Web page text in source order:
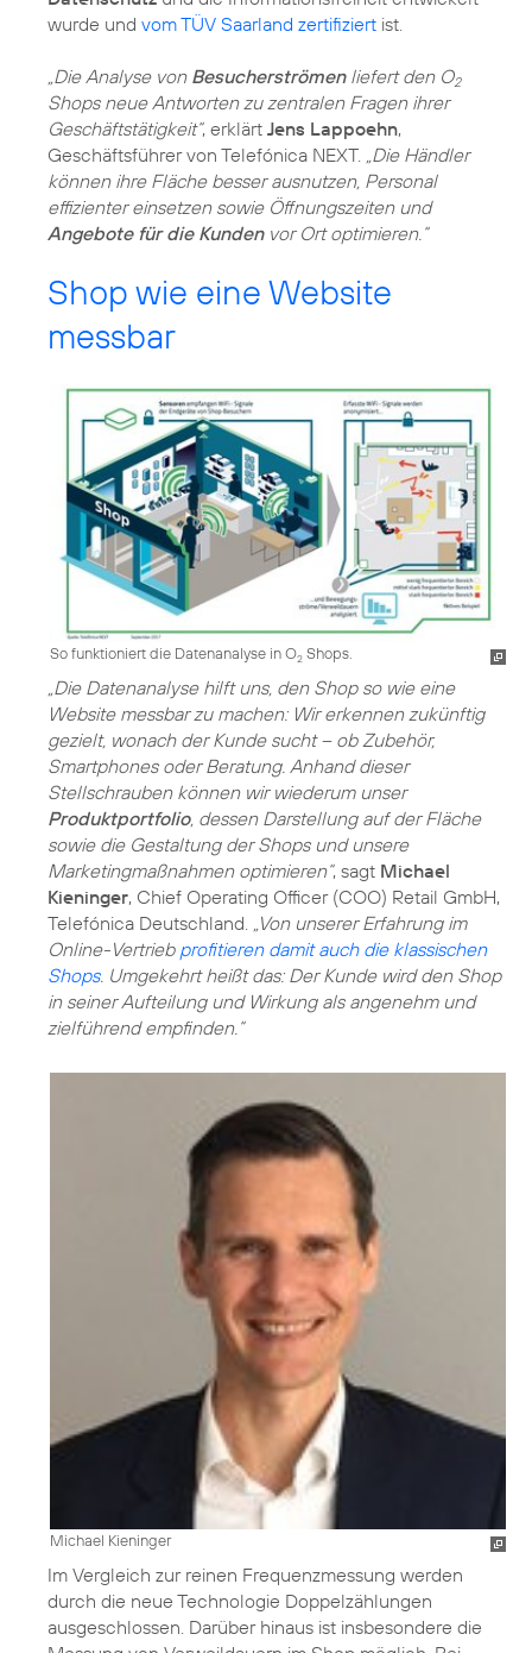
wurde und vom TÜV Saarland zertifiziert ist.
„Die Analyse von Besucherströmenliefert den O2
Shops neue Antworten zu zentralen Fragen ihrer
Geschäftstätigkeit“, erklärt Jens Lappoehn,
Geschäftsführer von Telefónica NEXT. „Die Händler
können ihre Fläche besser ausnutzen, Personal
effizienter einsetzen sowie Öffnungszeiten und
Angebote für die Kundenvor Ort optimieren.“
Shop wie eine Website
messbar
So funktioniert die Datenanalyse in O2 Shops.
„Die Datenanalyse hilft uns, den Shop so wie eine
Website messbar zu machen: Wir erkennen zukünftig
gezielt, wonach der Kunde sucht – ob Zubehör,
Smartphones oder Beratung. Anhand dieser
Stellschrauben können wir wiederum unser
Produktportfolio, dessen Darstellung auf der Fläche
sowie die Gestaltung der Shops und unsere
Marketingmaßnahmen optimieren“, sagt Michael
Kieninger, Chief Operating Officer (COO) Retail GmbH,
Telefónica Deutschland.
„Von unserer Erfahrung im
Online-Vertrieb profitieren damit auch die klassischen
Shops. Umgekehrt heißt das: Der Kunde wird den Shop
in seiner Aufteilung und Wirkung als angenehm und
zielführend empfinden.“
Michael Kieninger
Im Vergleich zur reinen Frequenzmessung werden
durch die neue Technologie Doppelzählungen
ausgeschlossen. Darüber hinaus ist insbesondere die